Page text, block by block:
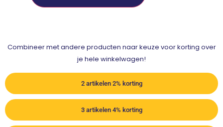
Combineer met andere producten naar keuze voor korting over
je hele winkelwagen!
2 artikelen 2% korting
3 artikelen 4% korting